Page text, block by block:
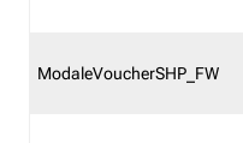
ModaleVoucherSHP_FW